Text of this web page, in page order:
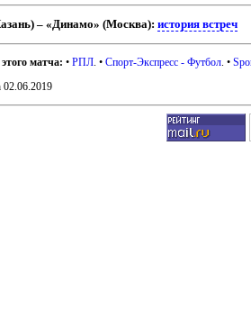
– «Динамо» (Москва):история встреч
матча: •РПЛ . •Спорт-Экспресс - Футбол . •
02.06.2019